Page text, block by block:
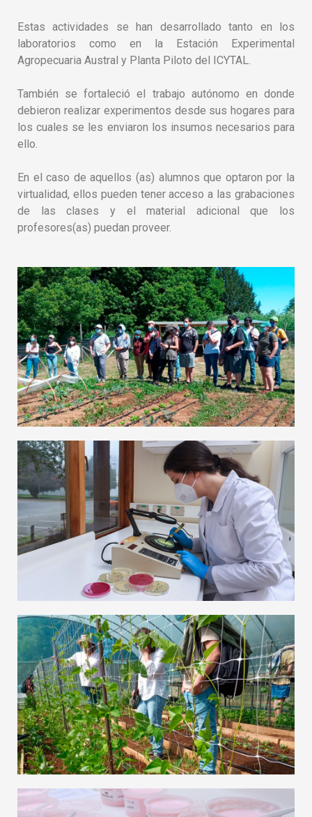
Estas actividades se han desarrollado tanto en los
laboratorios como en la Estación Experimental
Agropecuaria Austral y Planta Piloto del ICYTAL.
También se fortaleció el trabajo autónomo en donde
debieron realizar experimentos desde sus hogares para
los cuales se les enviaron los insumos necesarios para
ello.
En el caso de aquellos (as) alumnos que optaron por la
virtualidad,​ ellos pueden tener acceso a las grabaciones
de las clases y el material adicional que los
profesores(as) puedan proveer.